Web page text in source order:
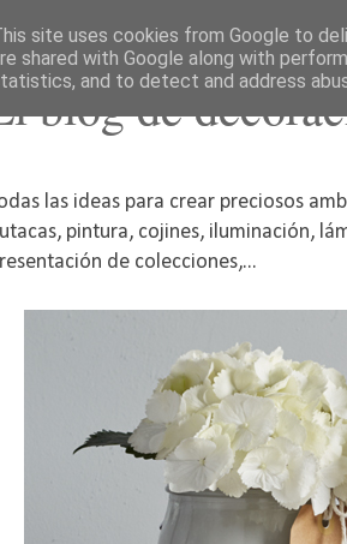
blog de
las ideas para crear preciosos
pintura, cojines, iluminación,
de colecciones,...
site uses cookies from Google to
shared with Google along with
and to detect and address